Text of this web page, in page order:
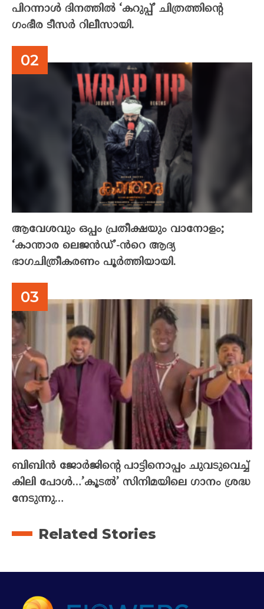
പിറന്നാൾ ദിനത്തിൽ ‘കറുപ്പ്’ ചിത്രത്തിന്റെ
ഗംഭീര ടീസർ റിലീസായി.
ആവേശവും ഒപ്പം പ്രതീക്ഷയും വാനോളം;
‘കാന്താര ലെജൻഡ്’-ൻറെ ആദ്യ
ഭാഗചിത്രീകരണം പൂർത്തിയായി.
ബിബിൻ ജോർജിന്റെ പാട്ടിനൊപ്പം ചുവടുവെച്ച്
കിലി പോൾ…’കൂടൽ’ സിനിമയിലെ ഗാനം ശ്രദ്ധ
നേടുന്നു…
Related Stories